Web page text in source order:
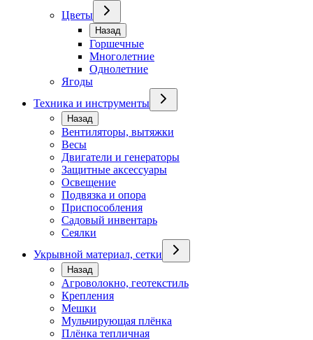
Цветы
Назад
Горшечные
Многолетние
Однолетние
Ягоды
Техника и инструменты
Назад
Вентиляторы, вытяжки
Весы
Двигатели и генераторы
Защитные аксессуары
Освещение
Подвязка и опора
Приспособления
Садовый инвентарь
Сеялки
Укрывной материал, сетки
Назад
Агроволокно, геотекстиль
Крепления
Мешки
Мульчирующая плёнка
Плёнка тепличная